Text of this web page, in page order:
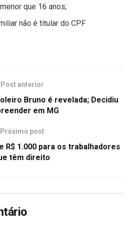
que 16 anos;
não é titular do CPF
Post anterior
Bruno é revelada; Decidiu
em MG
Próximo post
R$ 1.000 para os trabalhadores
têm direito